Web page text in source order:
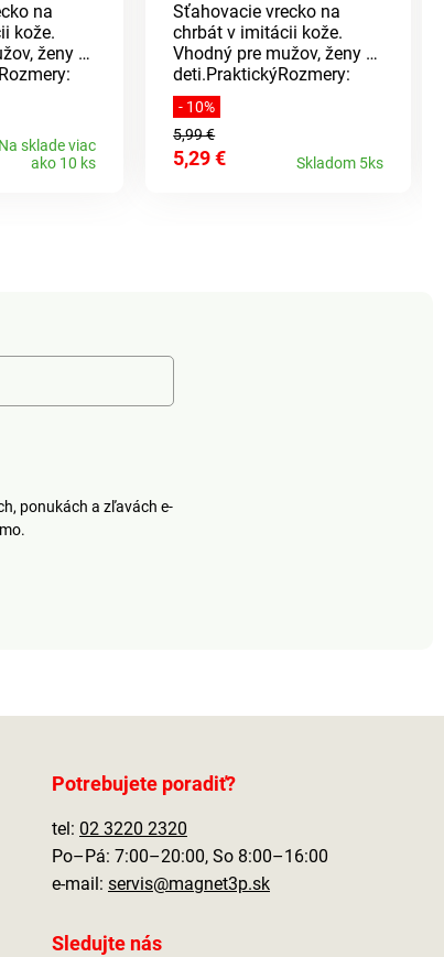
na
kože.
ženy aj
100%
Na sklade viac
ako 10 ks
Sťahovacie vrecko na
chrbát v imitácii kože.
Vhodný pre mužov, ženy aj
deti.PraktickýRozmery:
35x40cmMateriál: 100%
polyuretán
- 10%
5,99 €
5,29 € Skladom 5ks
ponukách a zľavách e-
Potrebujete poradiť?
tel: 02 3220 2320
Po–Pá: 7:00–20:00, So 8:00–16:00
e-mail: servis@magnet3p.sk
Sledujte nás